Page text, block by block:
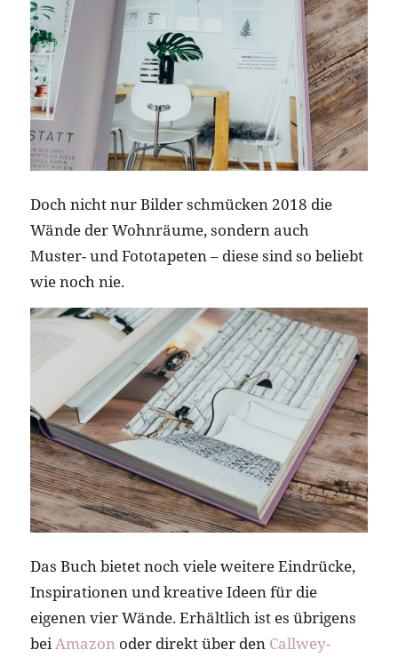
Doch nicht nur Bilder schmücken 2018 die
Wände der Wohnräume, sondern auch
Muster- und Fototapeten – diese sind so beliebt
wie noch nie.
Das Buch bietet noch viele weitere Eindrücke,
Inspirationen und kreative Ideen für die
eigenen vier Wände. Erhältlich ist es übrigens
beiAmazonoder direkt über den Callwey-